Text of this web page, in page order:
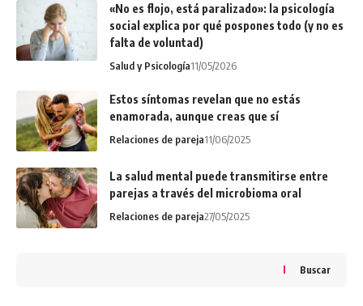
«No es flojo, está paralizado»: la psicología
social explica por qué pospones todo (y no es
falta de voluntad)
Salud y Psicología11/05/2026
Estos síntomas revelan que no estás
enamorada, aunque creas que sí
Relaciones de pareja11/06/2025
La salud mental puede transmitirse entre
parejas a través del microbioma oral
Relaciones de pareja27/05/2025
Buscar